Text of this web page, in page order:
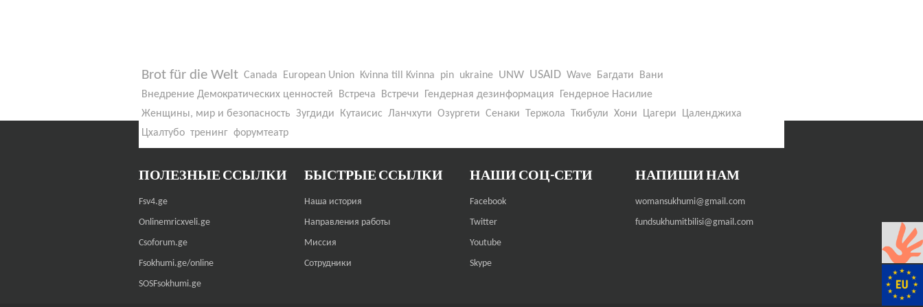
Brot für die Welt Canada European Union Kvinna till Kvinna pin ukraine UNW USAID Wave Багдати
Вани
Внедрение Демократических ценностей
Встреча Встречи Гендерная дезинформация
Гендерное Насилие
Женщины, мир и безопасность Зугдиди Кутаисис Ланчхути Озургети Сенаки Тержола Ткибули Хони Цагери
Цаленджиха
Цхалтубо тренинг форумтеатр
ПОЛЕЗНЫЕ ССЫЛКИ
Fsv4.ge
Onlinemricxveli.ge
Csoforum.ge
Fsokhumi.ge/online
SOSFsokhumi.ge
БЫСТРЫЕ ССЫЛКИ
Наша история
Направления работы
Миссия
Сотрудники
НАШИ СОЦ-СЕТИ
Facebook
Twitter
Youtube
Skype
НАПИШИ НАМ
womansukhumi@gmail.com
fundsukhumitbilisi@gmail.com